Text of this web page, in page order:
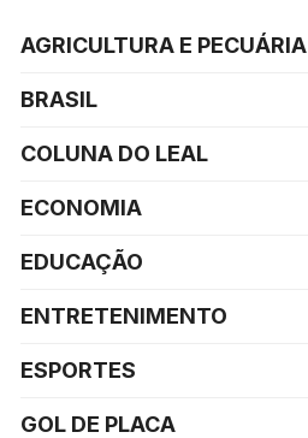
AGRICULTURA E PECUÁRIA
BRASIL
COLUNA DO LEAL
ECONOMIA
EDUCAÇÃO
ENTRETENIMENTO
ESPORTES
GOL DE PLACA